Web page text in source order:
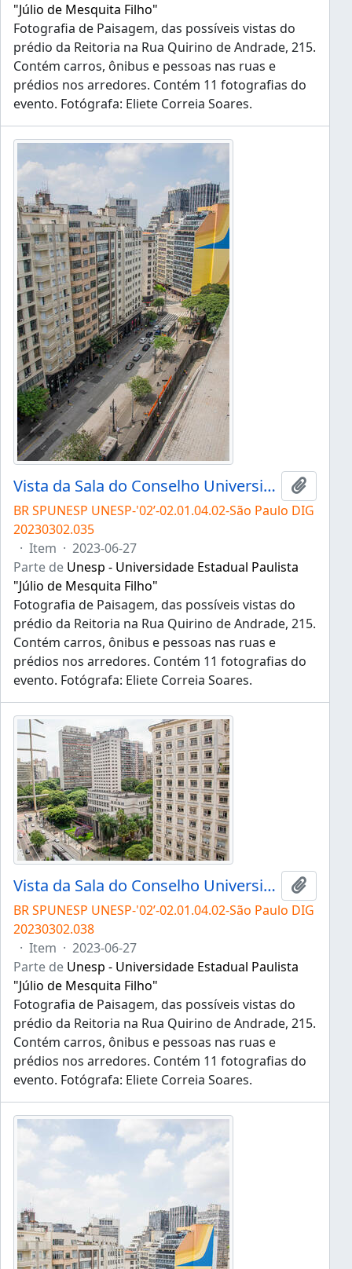
"Júlio de Mesquita Filho"
Fotografia de Paisagem, das possíveis vistas do
prédio da Reitoria na Rua Quirino de Andrade, 215.
Contém carros, ônibus e pessoas nas ruas e
prédios nos arredores. Contém 11 fotografias do
evento. Fotógrafa: Eliete Correia Soares.
Vista da Sala do Conselho Universitário
BR SPUNESP UNESP-'02’-02.01.04.02-São Paulo DIG
20230302.035
· Item · 2023-06-27
Parte de Unesp - Universidade Estadual Paulista
"Júlio de Mesquita Filho"
Fotografia de Paisagem, das possíveis vistas do
prédio da Reitoria na Rua Quirino de Andrade, 215.
Contém carros, ônibus e pessoas nas ruas e
prédios nos arredores. Contém 11 fotografias do
evento. Fotógrafa: Eliete Correia Soares.
Vista da Sala do Conselho Universitário
BR SPUNESP UNESP-'02’-02.01.04.02-São Paulo DIG
20230302.038
· Item · 2023-06-27
Parte de Unesp - Universidade Estadual Paulista
"Júlio de Mesquita Filho"
Fotografia de Paisagem, das possíveis vistas do
prédio da Reitoria na Rua Quirino de Andrade, 215.
Contém carros, ônibus e pessoas nas ruas e
prédios nos arredores. Contém 11 fotografias do
evento. Fotógrafa: Eliete Correia Soares.